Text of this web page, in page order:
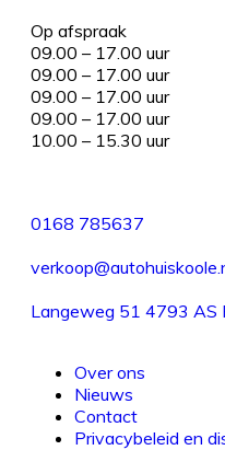
Op afspraak
09.00 – 17.00 uur
09.00 – 17.00 uur
09.00 – 17.00 uur
09.00 – 17.00 uur
10.00 – 15.30 uur
0168 785637
Langeweg 51 4793 AS
Over ons
Nieuws
Contact
Privacybeleid en